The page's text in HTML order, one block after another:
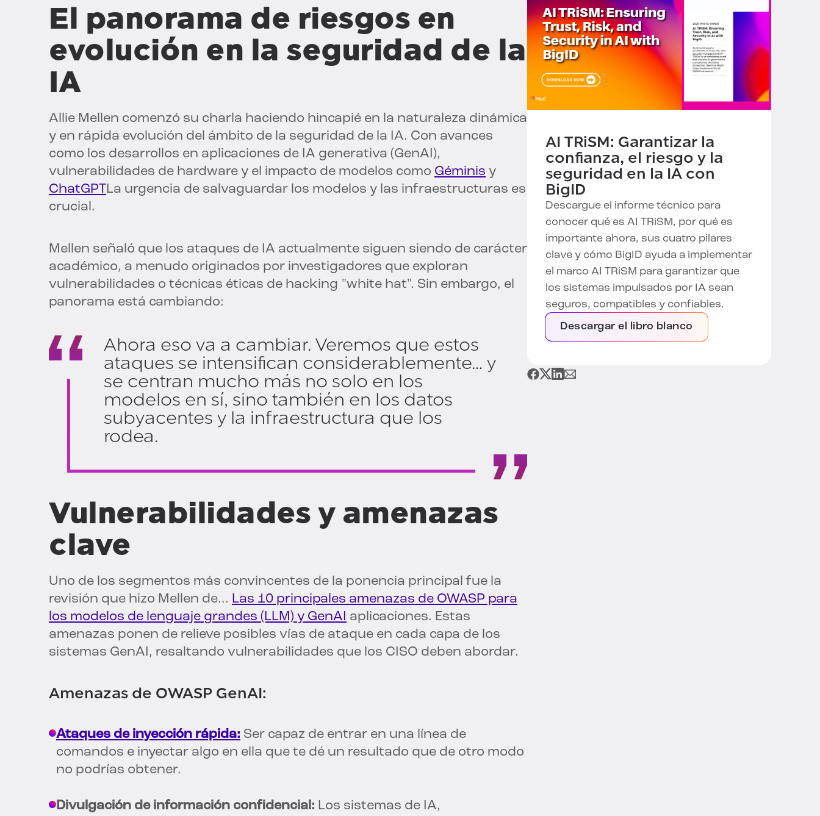
El panorama de riesgos en
evolución en la seguridad de la
IA
Allie Mellen comenzó su charla haciendo hincapié en la naturaleza dinámica
y en rápida evolución del ámbito de la seguridad de la IA. Con avances
como los desarrollos en aplicaciones de IA generativa (GenAI),
vulnerabilidades de hardware y el impacto de modelos como Géminis y
ChatGPTLa urgencia de salvaguardar los modelos y las infraestructuras es
crucial.
Mellen señaló que los ataques de IA actualmente siguen siendo de carácter
académico, a menudo originados por investigadores que exploran
vulnerabilidades o técnicas éticas de hacking "white hat". Sin embargo, el
panorama está cambiando:
Ahora eso va a cambiar. Veremos que estos
ataques se intensifican considerablemente… y
se centran mucho más no solo en los
modelos en sí, sino también en los datos
subyacentes y la infraestructura que los
rodea.
Vulnerabilidades y amenazas
clave
Uno de los segmentos más convincentes de la ponencia principal fue la
revisión que hizo Mellen de... Las 10 principales amenazas de OWASP para
los modelos de lenguaje grandes (LLM) y GenAI aplicaciones. Estas
amenazas ponen de relieve posibles vías de ataque en cada capa de los
sistemas GenAI, resaltando vulnerabilidades que los CISO deben abordar.
Amenazas de OWASP GenAI:
Ataques de inyección rápida: Ser capaz de entrar en una línea de
comandos e inyectar algo en ella que te dé un resultado que de otro modo
no podrías obtener.
Divulgación de información confidencial: Los sistemas de IA,
AI TRiSM: Garantizar la
confianza, el riesgo y la
seguridad en la IA con
BigID
Descargue el informe técnico para
conocer qué es AI TRiSM, por qué es
importante ahora, sus cuatro pilares
clave y cómo BigID ayuda a implementar
el marco AI TRiSM para garantizar que
los sistemas impulsados por IA sean
seguros, compatibles y confiables.
Descargar el libro blanco